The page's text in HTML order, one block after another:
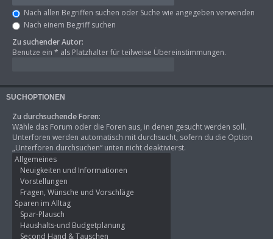
Nach allen Begriffen suchen oder Suche wie angegeben verwenden
Nach einem Begriff suchen
Zu suchender Autor:
Benutze ein * als Platzhalter für teilweise Übereinstimmungen.
SUCHOPTIONEN
Zu durchsuchende Foren:
Wähle das Forum oder die Foren aus, in denen gesucht werden soll.
Unterforen werden automatisch mit durchsucht, sofern du die Option
„Unterforen durchsuchen“ unten nicht deaktivierst.